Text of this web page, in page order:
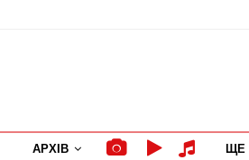
АРХІВ ЩЕ